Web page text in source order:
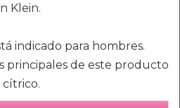
Klein.
indicado para hombres.
principales de este producto
cítrico.